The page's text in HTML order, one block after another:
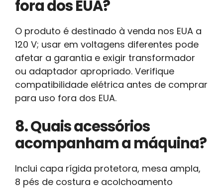
fora dos EUA?
O produto é destinado à venda nos EUA a
120 V; usar em voltagens diferentes pode
afetar a garantia e exigir transformador
ou adaptador apropriado. Verifique
compatibilidade elétrica antes de comprar
para uso fora dos EUA.
8. Quais acessórios
acompanham a máquina?
Inclui capa rígida protetora, mesa ampla,
8 pés de costura e acolchoamento